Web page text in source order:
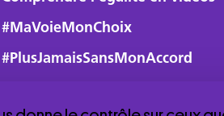
#MaVoieMonChoix
#PlusJamaisSansMonAccord